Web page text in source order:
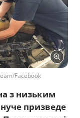
Facebook
з низьким
призведе